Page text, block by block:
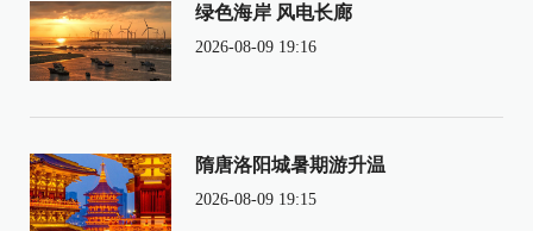
绿色海岸 风电长廊
2026-08-09 19:16
隋唐洛阳城暑期游升温
2026-08-09 19:15